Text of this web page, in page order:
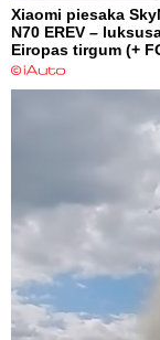
Xiaomi piesaka
N70 EREV –
Eiropas tirgum (+